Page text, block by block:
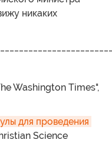
никаких
Washington Times",
для проведения
Science